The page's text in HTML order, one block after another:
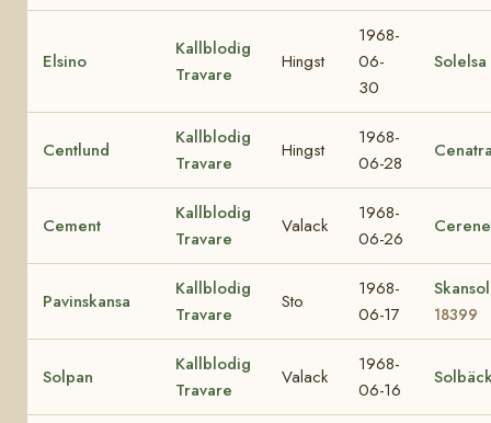
Elsino
Kallblodig
Travare
Hingst
1968-
06-
30
Solelsa
Centlund
Kallblodig
Travare
Hingst
1968-
06-28
Cement
Kallblodig
Travare
Valack
1968-
06-26
Cerene
Pavinskansa
Kallblodig
Travare
Sto
1968-
06-17
18399
Solpan
Kallblodig
Travare
Valack
1968-
06-16